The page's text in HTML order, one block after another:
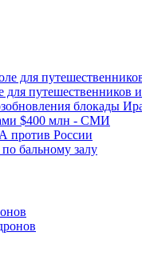
путешественников
блокады
$400 млн - СМИ
против России
бальному залу